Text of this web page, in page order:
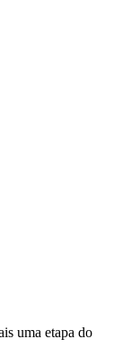
uma etapa do